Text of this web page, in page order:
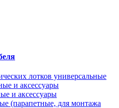
лотков универсальные
и аксессуары
и аксессуары
(парапетные, для монтажа